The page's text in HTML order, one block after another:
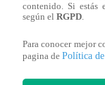
¡No te pierdas
noticias de última
contenido. Si estás
según el RGPD
Para conocer mejor
pagina de Política